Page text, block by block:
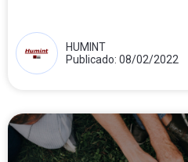
HUMINT
Publicado: 08/02/2022